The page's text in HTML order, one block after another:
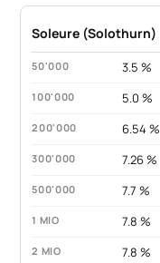
Soleure (Solothurn)
3.5 %
5.0 %
6.54 %
7.26 %
7.7 %
7.8 %
7.8 %